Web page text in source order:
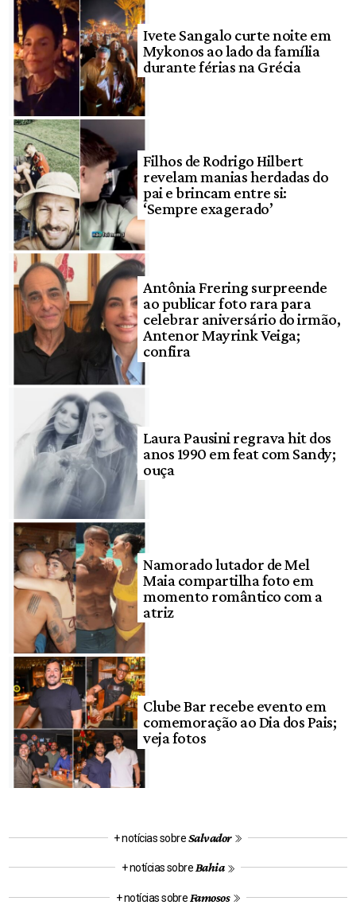
Ivete Sangalo curte noite em
Mykonos ao lado da família
durante férias na Grécia
Filhos de Rodrigo Hilbert
revelam manias herdadas do
pai e brincam entre si:
‘Sempre exagerado’
Antônia Frering surpreende
ao publicar foto rara para
celebrar aniversário do irmão,
Antenor Mayrink Veiga;
confira
Laura Pausini regrava hit dos
anos 1990 em feat com Sandy;
ouça
Namorado lutador de Mel
Maia compartilha foto em
momento romântico com a
atriz
Clube Bar recebe evento em
comemoração ao Dia dos Pais;
veja fotos
+ notícias sobreSalvador
+ notícias sobre Bahia
+ notícias sobre Famosos